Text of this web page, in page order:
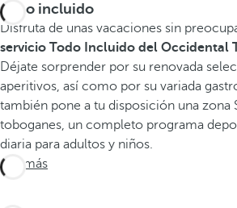
Todo incluido
Disfruta de unas vacaciones sin
servicio Todo Incluido del Occidental
Déjate sorprender por su renovada
aperitivos, así como por su variada
también pone a tu disposición una zona
toboganes, un completo programa
diaria para adultos y niños.
Ver más